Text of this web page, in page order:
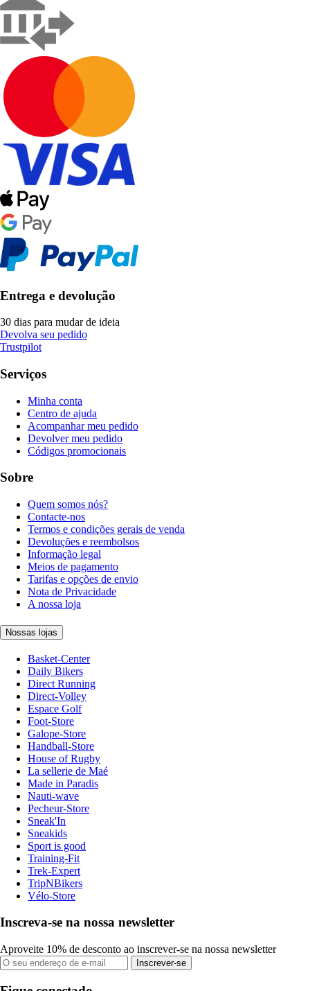
Entrega e devolução
30 dias para mudar de ideia
Devolva seu pedido
Trustpilot
Serviços
Minha conta
Centro de ajuda
Acompanhar meu pedido
Devolver meu pedido
Códigos promocionais
Sobre
Quem somos nós?
Contacte-nos
Termos e condições gerais de venda
Devoluções e reembolsos
Informação legal
Meios de pagamento
Tarifas e opções de envio
Nota de Privacidade
A nossa loja
Nossas lojas
Basket-Center
Daily Bikers
Direct Running
Direct-Volley
Espace Golf
Foot-Store
Galope-Store
Handball-Store
House of Rugby
La sellerie de Maé
Made in Paradis
Nauti-wave
Pecheur-Store
Sneak'In
Sneakids
Sport is good
Training-Fit
Trek-Expert
TripNBikers
Vélo-Store
Inscreva-se na nossa newsletter
Aproveite 10% de desconto ao inscrever-se na nossa newsletter
Inscrever-se